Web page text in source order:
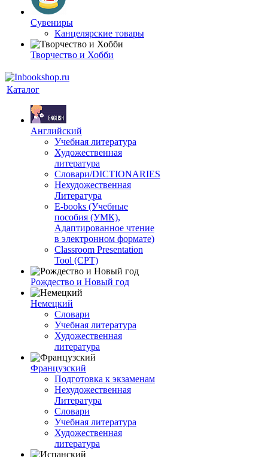
Сувениры
Канцелярские товары
Творчество и Хобби
Каталог
Английский
Учебная литература
Художественная
литература
Словари/DICTIONARIES
Нехудожественная
Литература
E-books (Учебные
пособия (УМК),
Адаптированное чтение
в электронном формате)
Classroom Presentation
Tool (CPT)
Рождество и Новый год
Немецкий
Словари
Учебная литература
Художественная
литература
Французский
Подготовка к экзаменам
Нехудожественная
Литература
Словари
Учебная литература
Художественная
литература